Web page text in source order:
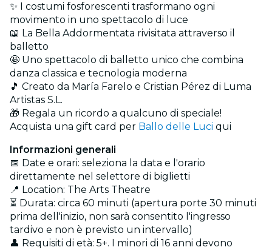
✨ I costumi fosforescenti trasformano ogni
movimento in uno spettacolo di luce
📖 La Bella Addormentata rivisitata attraverso il
balletto
🤩 Uno spettacolo di balletto unico che combina
danza classica e tecnologia moderna
🎵 Creato da María Farelo e Cristian Pérez di Luma
Artistas S.L.
🎁 Regala un ricordo a qualcuno di speciale!
Acquista una gift card per Ballo delle Luci qui
Informazioni generali
📅 Date e orari: seleziona la data e l'orario
direttamente nel selettore di biglietti
📍 Location: The Arts Theatre
⏳ Durata: circa 60 minuti (apertura porte 30 minuti
prima dell'inizio, non sarà consentito l'ingresso
tardivo e non è previsto un intervallo)
👤 Requisiti di età: 5+. I minori di 16 anni devono